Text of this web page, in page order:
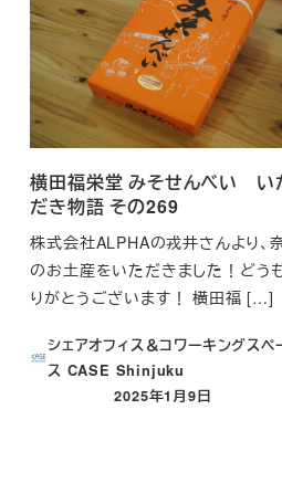
横田福栄堂 みそせんべい い
だき物語 その269
株式会社ALPHAの戎井さんより、
のお土産をいただきました！どう
りがとうございます！ 横田福 […]
シェアオフィス＆コワーキングスペ
ス CASE Shinjuku
投稿日
2025年1月9日